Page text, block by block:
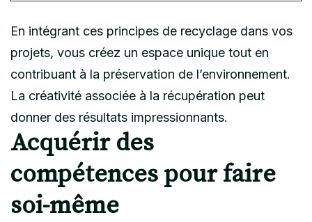
En intégrant ces principes de recyclage dans vos
projets, vous créez un espace unique tout en
contribuant à la préservation de l’environnement.
La créativité associée à la récupération peut
donner des résultats impressionnants.
Acquérir des
compétences pour faire
soi-même